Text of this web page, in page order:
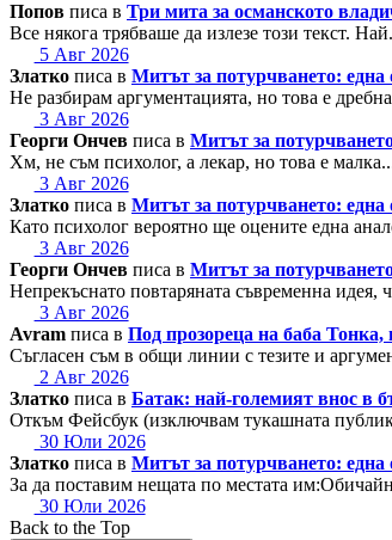
Попов писа в Три мита за османското
Все някога трябваше да излезе този текст.
5 Авг 2026
Златко писа в Митът за потурчването:
Не разбирам аргументацията, но това е
3 Авг 2026
Георги Ончев писа в Митът за
Хм, не съм психолог, а лекар, но това е
3 Авг 2026
Златко писа в Митът за потурчването:
Като психолог вероятно ще оцените една
3 Авг 2026
Георги Ончев писа в Митът за
Непрекъснато повтаряната съвременна идея,
3 Авг 2026
Avram писа в Под прозореца на баба
Съгласен съм в общи линии с тезите и
2 Авг 2026
Златко писа в Батак: най-големият внос в
Откъм Фейсбук (изключвам тукашната
30 Юли 2026
Златко писа в Митът за потурчването:
За да поставим нещата по местата
30 Юли 2026
Back to the Top